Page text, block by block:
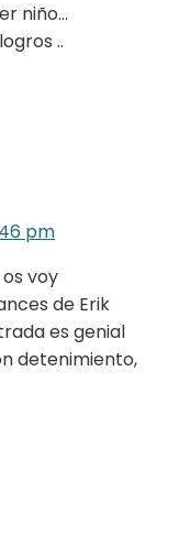
niño…
..
pm
voy
de Erik
es genial
detenimiento,